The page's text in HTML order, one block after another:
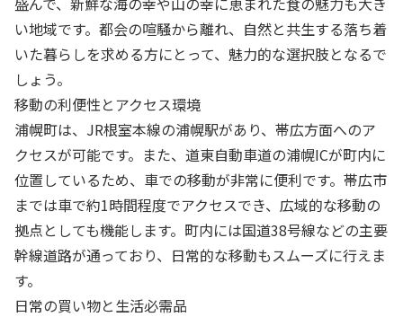
い地域です。都会の喧騒から離れ、自然と共生する落ち着
いた暮らしを求める方にとって、魅力的な選択肢となるで
しょう。
移動の利便性とアクセス環境
浦幌町は、JR根室本線の浦幌駅があり、帯広方面へのア
クセスが可能です。また、道東自動車道の浦幌ICが町内に
位置しているため、車での移動が非常に便利です。帯広市
までは車で約1時間程度でアクセスでき、広域的な移動の
拠点としても機能します。町内には国道38号線などの主要
幹線道路が通っており、日常的な移動もスムーズに行えま
す。
日常の買い物と生活必需品